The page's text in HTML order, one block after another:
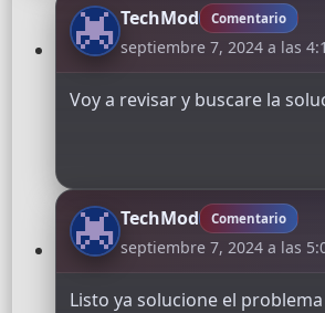
TechMod Comentario
septiembre 7, 2024 a las
Voy a revisar y buscare la
TechMod Comentario
septiembre 7, 2024 a las
Listo ya solucione el problema